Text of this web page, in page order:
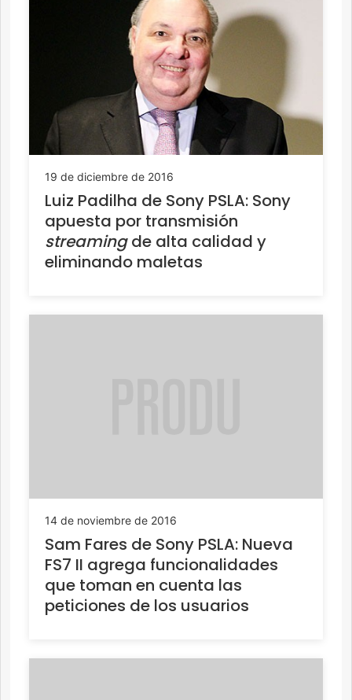
19 de diciembre de 2016
Luiz Padilha de Sony PSLA: Sony
apuesta por transmisión
streamingde alta calidad y
eliminando maletas
14 de noviembre de 2016
Sam Fares de Sony PSLA: Nueva
FS7 II agrega funcionalidades
que toman en cuenta las
peticiones de los usuarios